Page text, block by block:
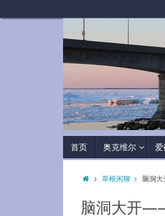
首页 奥克维尔 爱
草根闲聊 脑洞
脑洞大开